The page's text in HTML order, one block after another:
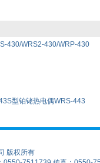
430/WRS2-430/WRP-430
型铂铑热电偶WRS-443
版权所有